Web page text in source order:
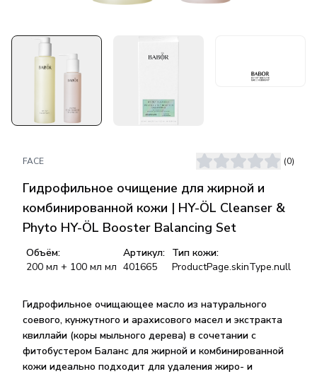
FACE (0)
Гидрофильное очищение для жирной и
комбинированной кожи | HY-ÖL Cleanser &
Phyto HY-ÖL Booster Balancing Set
Объём:
200 мл + 100 мл мл
Артикул:
401665
Тип кожи:
ProductPage.skinType.null
Гидрофильное очищающее масло из натурального
соевого, кунжутного и арахисового масел и экстракта
квиллайи (коры мыльного дерева) в сочетании с
фитобустером Баланс для жирной и комбинированной
кожи идеально подходит для удаления жиро- и